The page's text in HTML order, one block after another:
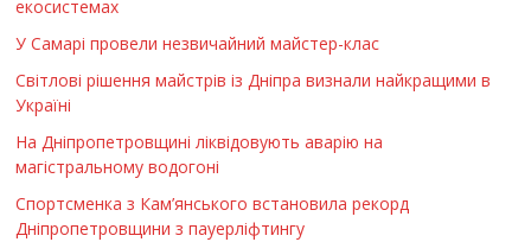
екосистемах
У Самарі провели незвичайний майстер-клас
Світлові рішення майстрів із Дніпра визнали найкращими в
Україні
На Дніпропетровщині ліквідовують аварію на
магістральному водогоні
Спортсменка з Кам’янського встановила рекорд
Дніпропетровщини з пауерліфтингу